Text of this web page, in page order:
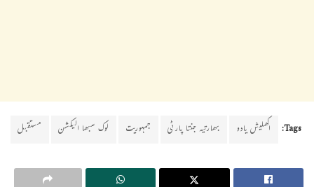
Tags: اکھلیش یادو بھارتیہ جنتا پارٹی جمہوریت لوک سبھا الیکشن مستقبل